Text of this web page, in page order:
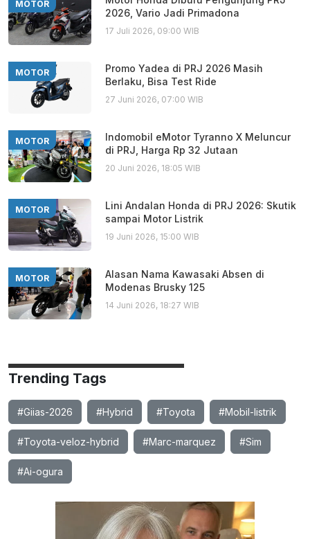
MOTOR
2026, Vario Jadi Primadona
17 Juli 2026, 09:00 WIB
MOTOR
Promo Yadea di PRJ 2026 Masih
Berlaku, Bisa Test Ride
27 Juni 2026, 07:00 WIB
MOTOR
Indomobil eMotor Tyranno X Meluncur
di PRJ, Harga Rp 32 Jutaan
20 Juni 2026, 18:05 WIB
MOTOR
Lini Andalan Honda di PRJ 2026: Skutik
sampai Motor Listrik
19 Juni 2026, 15:00 WIB
MOTOR
Alasan Nama Kawasaki Absen di
Modenas Brusky 125
14 Juni 2026, 18:27 WIB
Trending Tags
#Giias-2026 #Hybrid #Toyota #Mobil-listrik
#Toyota-veloz-hybrid #Marc-marquez #Sim
#Ai-ogura